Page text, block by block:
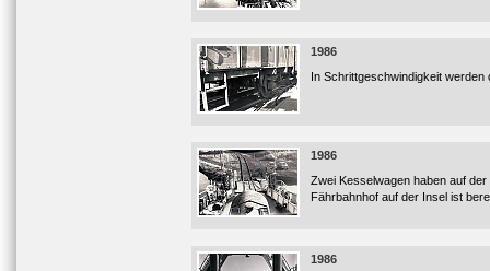
1986
In Schrittgeschwindigkeit
1986
Zwei Kesselwagen haben auf
Fährbahnhof auf der Insel ist
1986